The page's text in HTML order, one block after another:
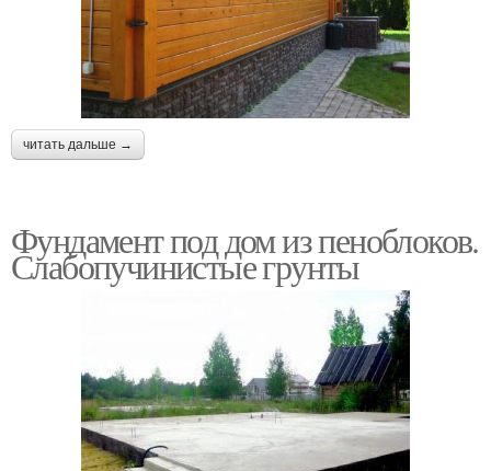
читать дальше →
Фундамент под дом из пеноблоков.
Слабопучинистые грунты